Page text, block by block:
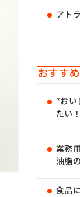
アト
おすす
“おい
たい
業務
油脂
食品